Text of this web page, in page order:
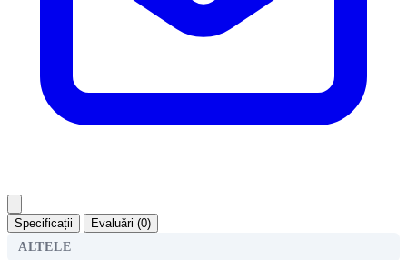
Specificații
Evaluări (0)
ALTELE